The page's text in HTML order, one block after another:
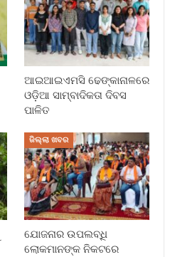
ଆଇଆଇଏମସି ଢେଙ୍କାନାଳରେ
ଓଡ଼ିଆ ସାମ୍ବାଦିକତା ଦିବସ
ପାଳିତ
ଜିଲ୍ଲା ଖବର
ଯୋଜନାର ଉପଲବ୍ଧି
ଲୋକମାନଙ୍କ ନିକଟରେ